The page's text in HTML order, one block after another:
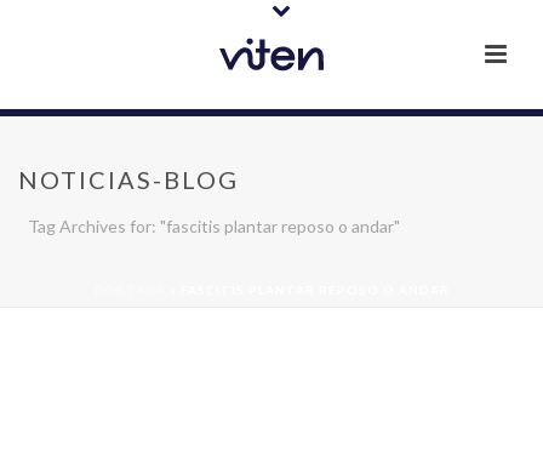
NOTICIAS-BLOG
Tag Archives for: "fascitis plantar reposo o andar"